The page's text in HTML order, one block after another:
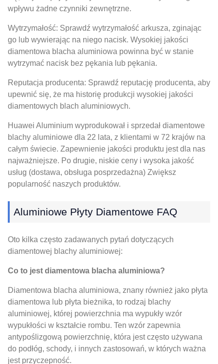
wpływu żadne czynniki zewnętrzne.
Wytrzymałość: Sprawdź wytrzymałość arkusza, zginając
go lub wywierając na niego nacisk. Wysokiej jakości
diamentowa blacha aluminiowa powinna być w stanie
wytrzymać nacisk bez pękania lub pękania.
Reputacja producenta: Sprawdź reputację producenta, aby
upewnić się, że ma historię produkcji wysokiej jakości
diamentowych blach aluminiowych.
Huawei Aluminium wyprodukował i sprzedał diamentowe
blachy aluminiowe dla 22 lata, z klientami w 72 krajów na
całym świecie. Zapewnienie jakości produktu jest dla nas
najważniejsze. Po drugie, niskie ceny i wysoka jakość
usług (dostawa, obsługa posprzedażna) Zwiększ
popularność naszych produktów.
Aluminiowe Płyty Diamentowe FAQ
Oto kilka często zadawanych pytań dotyczących
diamentowej blachy aluminiowej:
Co to jest diamentowa blacha aluminiowa?
Diamentowa blacha aluminiowa, znany również jako płyta
diamentowa lub płyta bieżnika, to rodzaj blachy
aluminiowej, której powierzchnia ma wypukły wzór
wypukłości w kształcie rombu. Ten wzór zapewnia
antypoślizgową powierzchnię, która jest często używana
do podłóg, schody, i innych zastosowań, w których ważna
jest przyczepność.